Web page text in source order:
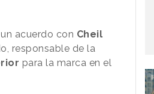
un acuerdo con Cheil
responsable de la
para la marca en el